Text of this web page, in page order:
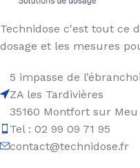
Technidose c'est tout ce
dosage et les mesures
5 impasse de
ZA les Tardivières
35160 Montfort sur Meu
Tel : 02 99 09 71 95
contact@technidose.fr